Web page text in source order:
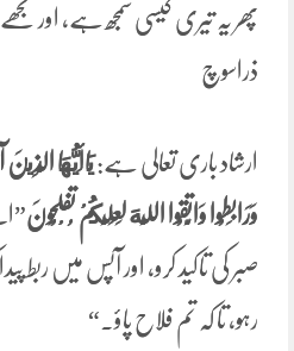
پھر یہ تیری کیسی سمجھ ہے، اور
ذراسوچ
ارشاد باری تعالی ہے:يَاأَيُّهَا الَّذِينَ
وَرَابِطُوا وَاتَّقُوا اللَّهَ لَعَلَّكُمْ تُفْلِحُونَ
صبر کی تاکید کرو، اور آپس میں ربط
رہو، تا کہ تم فلاح پاؤ۔“